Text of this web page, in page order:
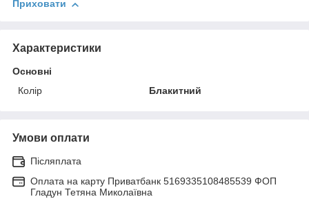
Приховати
Характеристики
Основні
Колір
Блакитний
Умови оплати
Післяплата
Оплата на карту Приватбанк 5169335108485539 ФОП
Гладун Тетяна Миколаївна